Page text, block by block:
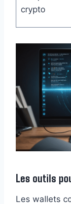
crypto
Les outils
Les wallets